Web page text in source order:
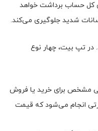
کل حساب برداشت خواهد
شدید جلوگیری می‌کند.
در تپ بیت، چهار نوع
مشخص برای خرید یا فروش
انجام می‌شود که قیمت